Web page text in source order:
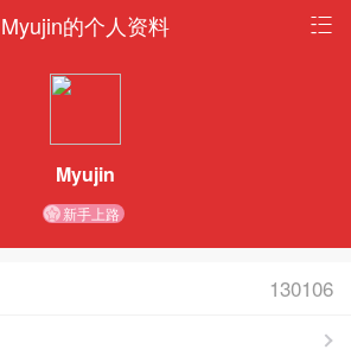
Myujin的个人资料
Myujin
新手上路
130106